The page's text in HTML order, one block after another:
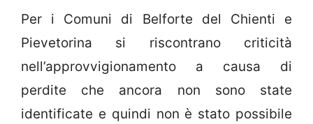
Per i Comuni di Belforte del Chienti e
Pievetorina si riscontrano criticità
nell’approvvigionamento a causa di
perdite che ancora non sono state
identificate e quindi non è stato possibile